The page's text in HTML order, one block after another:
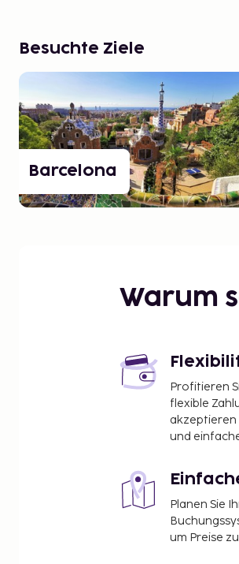
Besuchte Ziele
Barcelona
Warum
Profitieren
flexible
akzeptieren
und
Planen Sie
um Preise